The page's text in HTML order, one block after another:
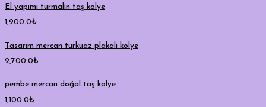
El yapımı turmalin taş kolye
1,900.0₺
Tasarım mercan turkuaz plakalı kolye
2,700.0₺
pembe mercan doğal taş kolye
1,100.0₺